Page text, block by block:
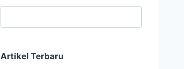
Artikel Terbaru